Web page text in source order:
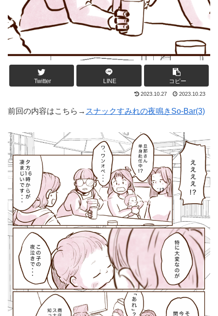
Twitter LINE コピー
2023.10.27 2023.10.23
前回の内容はこちら→ スナックすみれの夜鳴きSo-Bar(3)